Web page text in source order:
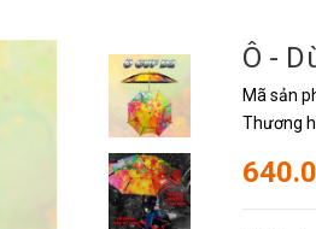
Ô -
Mã sản
Thương